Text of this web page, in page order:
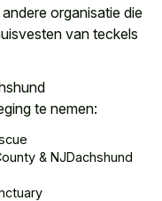
organisatie die
van teckels
te nemen:
& NJDachshund